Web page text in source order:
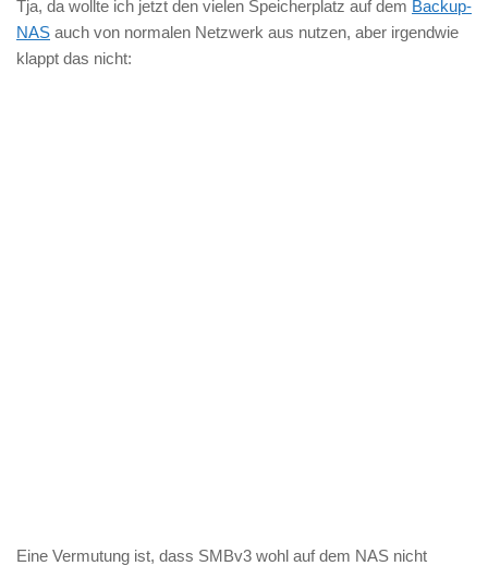
Tja, da wollte ich jetzt den vielen Speicherplatz auf dem Backup-
NAS auch von normalen Netzwerk aus nutzen, aber irgendwie
klappt das nicht:
Eine Vermutung ist, dass SMBv3 wohl auf dem NAS nicht